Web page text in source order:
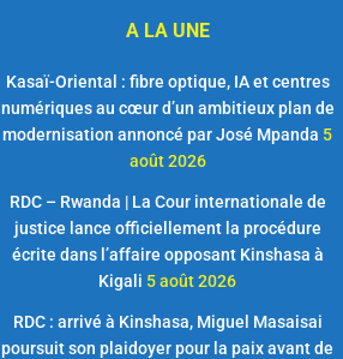
A LA UNE
Kasaï-Oriental : fibre optique, IA et centres
numériques au cœur d’un ambitieux plan de
modernisation annoncé par José Mpanda 5
août 2026
RDC – Rwanda | La Cour internationale de
justice lance officiellement la procédure
écrite dans l’affaire opposant Kinshasa à
Kigali 5 août 2026
RDC : arrivé à Kinshasa, Miguel Masaisai
poursuit son plaidoyer pour la paix avant de